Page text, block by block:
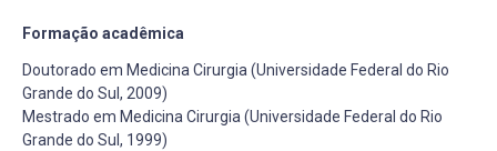
Formação acadêmica
Doutorado em Medicina Cirurgia (Universidade Federal do Rio
Grande do Sul, 2009)
Mestrado em Medicina Cirurgia (Universidade Federal do Rio
Grande do Sul, 1999)